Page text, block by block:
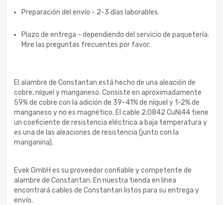
Preparación del envío - 2-3 días laborables.
Plazo de entrega - dependiendo del servicio de paquetería.
Mire las preguntas frecuentes por favor.
El alambre de Constantan está hecho de una aleación de
cobre, níquel y manganeso. Consiste en aproximadamente
59% de cobre con la adición de 39-41% de níquel y 1-2% de
manganeso y no es magnético. El cable 2.0842 CuNi44 tiene
un coeficiente de resistencia eléctrica a baja temperatura y
es una de las aleaciones de resistencia (junto con la
manganina).
Evek GmbH es su proveedor confiable y competente de
alambre de Constantan. En nuestra tienda en línea
encontrará cables de Constantan listos para su entrega y
envío.